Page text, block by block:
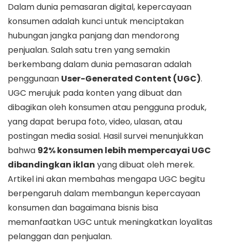
Dalam dunia pemasaran digital, kepercayaan
konsumen adalah kunci untuk menciptakan
hubungan jangka panjang dan mendorong
penjualan. Salah satu tren yang semakin
berkembang dalam dunia pemasaran adalah
penggunaan User-Generated Content (UGC).
UGC merujuk pada konten yang dibuat dan
dibagikan oleh konsumen atau pengguna produk,
yang dapat berupa foto, video, ulasan, atau
postingan media sosial. Hasil survei menunjukkan
bahwa 92% konsumen lebih mempercayai UGC
dibandingkan iklan yang dibuat oleh merek.
Artikel ini akan membahas mengapa UGC begitu
berpengaruh dalam membangun kepercayaan
konsumen dan bagaimana bisnis bisa
memanfaatkan UGC untuk meningkatkan loyalitas
pelanggan dan penjualan.